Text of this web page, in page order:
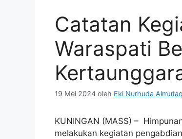
Catatan
Waraspati
19 Mei 2024 oleh Eki Nurhuda
KUNINGAN (MASS) –
melakukan kegiatan